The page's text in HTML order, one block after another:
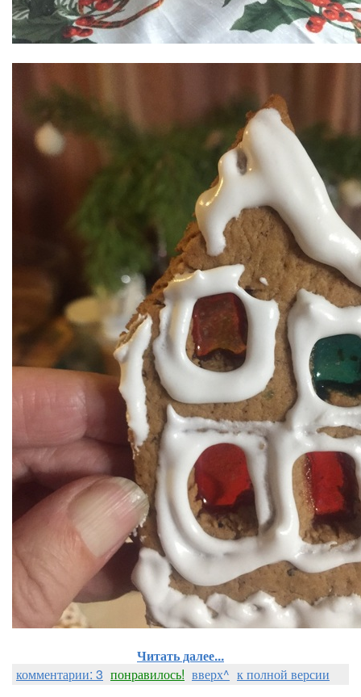
Читать далее...
комментарии: 3 понравилось! вверх^ к полной версии